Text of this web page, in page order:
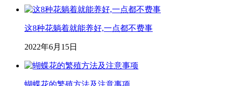
这8种花躺着就能养好,一点都不费事
2022年6月15日
蝴蝶花的繁殖方法及注意事项